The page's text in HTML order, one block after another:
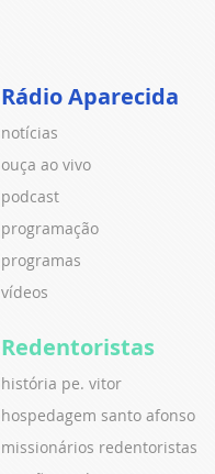
Rádio Aparecida
notícias
ouça ao vivo
podcast
programação
programas
vídeos
Redentoristas
história pe. vitor
hospedagem santo afonso
missionários redentoristas